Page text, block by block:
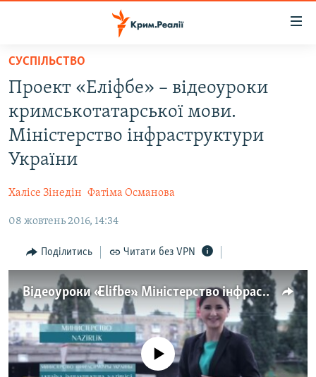
Перейти
основного
матеріалу
Перейти
до
основної
Перейти
до
ВОДА.КРИМ
ВІДЕО ТА ФОТО
ПОЛІТИКА
ІНТЕРВ'Ю
ВСЕ ЗА ДЕНЬ
СПЕЦПРОЕКТИ
ДЕПОРТАЦІЯ
ВІДЕОУРОКИ «ELIFBE»
СВІДЧЕННЯ ОКУПАЦІЇ
ЯК ОБІЙТИ БЛОКУВАННЯ
Русский
Qırımtatar
СУСПІЛЬСТВО
Проект «Еліфбе» – відеоуроки
кримськотатарської мови.
Міністерство інфраструктури
України
Халісе Зінедін Фатіма Османова
08 жовтень 2016, 14:34
Поділитись Читати без VPN
Відеоуроки «Elifbе». Міністерство інфраструктури України
No media source currently available